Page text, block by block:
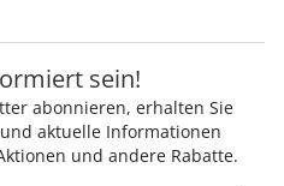
sein!
abonnieren, erhalten Sie
aktuelle Informationen
und andere Rabatte.